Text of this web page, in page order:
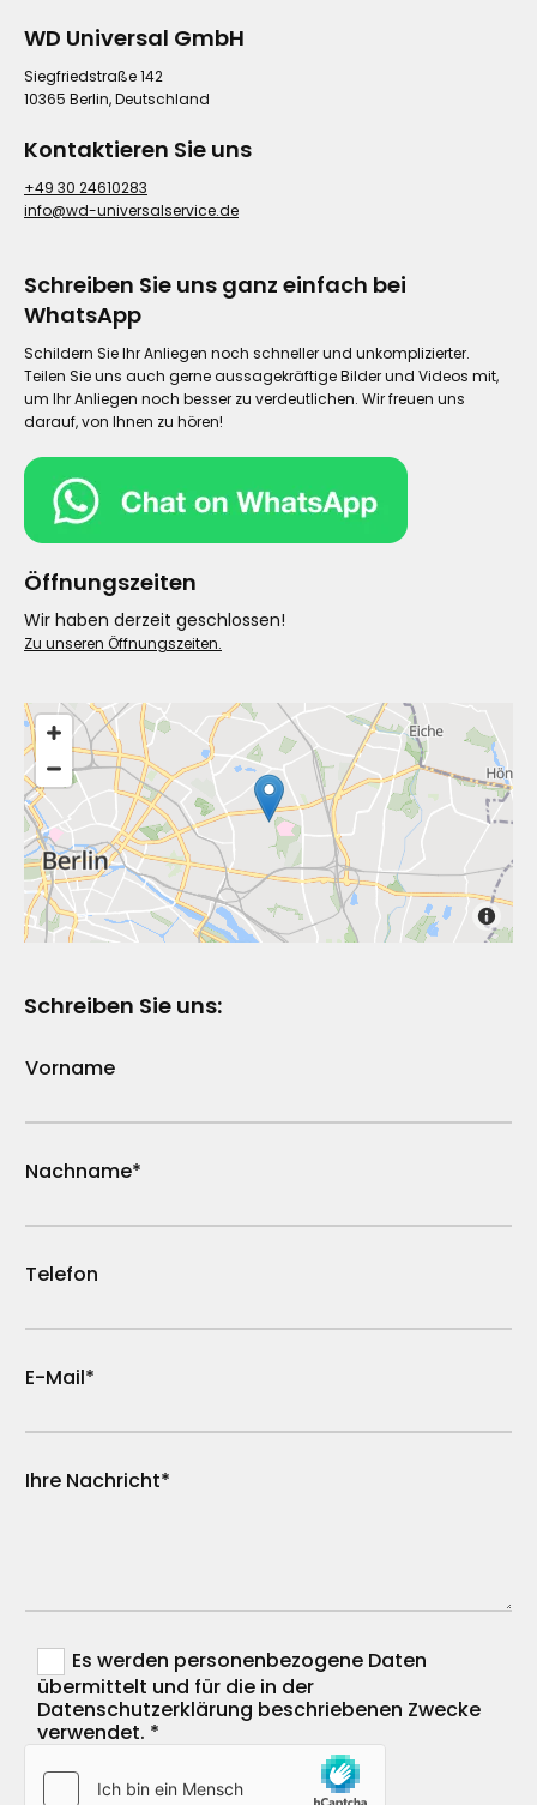
WD Universal GmbH
Siegfriedstraße 142
10365 Berlin, Deutschland
Kontaktieren Sie uns
+49 30 24610283
info@wd-universalservice.de
Schreiben Sie uns ganz einfach bei
WhatsApp
Schildern Sie Ihr Anliegen noch schneller und unkomplizierter.
Teilen Sie uns auch gerne aussagekräftige Bilder und Videos mit,
um Ihr Anliegen noch besser zu verdeutlichen. Wir freuen uns
darauf, von Ihnen zu hören!
Öffnungszeiten
Wir haben derzeit geschlossen!
Zu unseren Öffnungszeiten.
Schreiben Sie uns:
Vorname
Nachname*
Telefon
E-Mail*
Ihre Nachricht*
Es werden personenbezogene Daten
übermittelt und für die in der
Datenschutzerklärung beschriebenen Zwecke
verwendet. *